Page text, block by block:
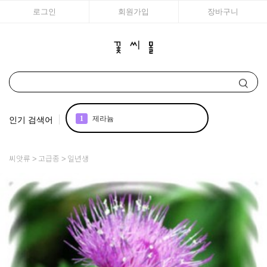
로그인 회원가입 장바구니
인기 검색어 1 제라늄
4 리갈
5 모종
씨앗류 고급종 일년생